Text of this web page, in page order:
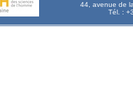
44, avenue de
Tél. :